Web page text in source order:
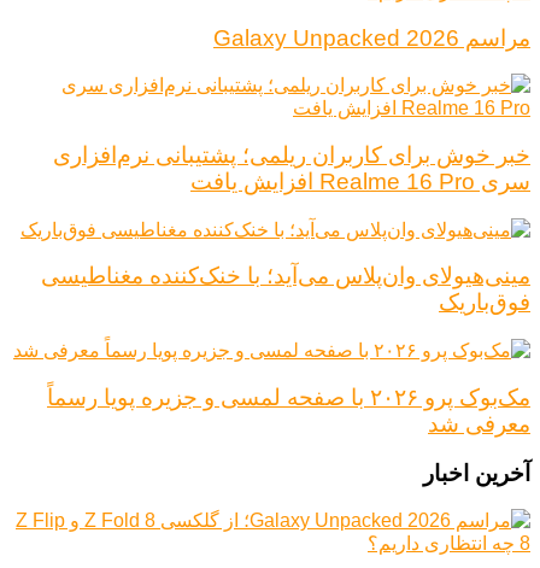
مراسم Galaxy Unpacked 2026
خبر خوش برای کاربران ریلمی؛ پشتیبانی نرم‌افزاری
سری Realme 16 Pro افزایش یافت
مینی‌هیولای وان‌پلاس می‌آید؛ با خنک‌کننده مغناطیسی
فوق‌باریک
مک‌بوک پرو ۲۰۲۶ با صفحه لمسی و جزیره پویا رسماً
معرفی شد
آخرین اخبار